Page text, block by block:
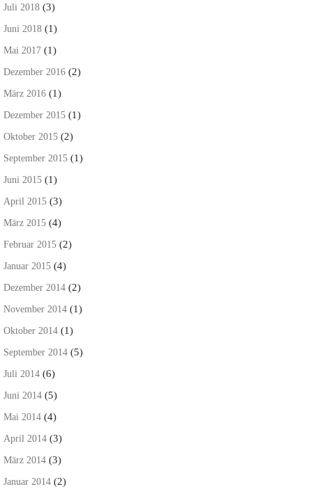
Juli 2018 (3)
Juni 2018 (1)
Mai 2017 (1)
Dezember 2016 (2)
März 2016 (1)
Dezember 2015 (1)
Oktober 2015 (2)
September 2015 (1)
Juni 2015 (1)
April 2015 (3)
März 2015 (4)
Februar 2015 (2)
Januar 2015 (4)
Dezember 2014 (2)
November 2014 (1)
Oktober 2014 (1)
September 2014 (5)
Juli 2014 (6)
Juni 2014 (5)
Mai 2014 (4)
April 2014 (3)
März 2014 (3)
Januar 2014 (2)